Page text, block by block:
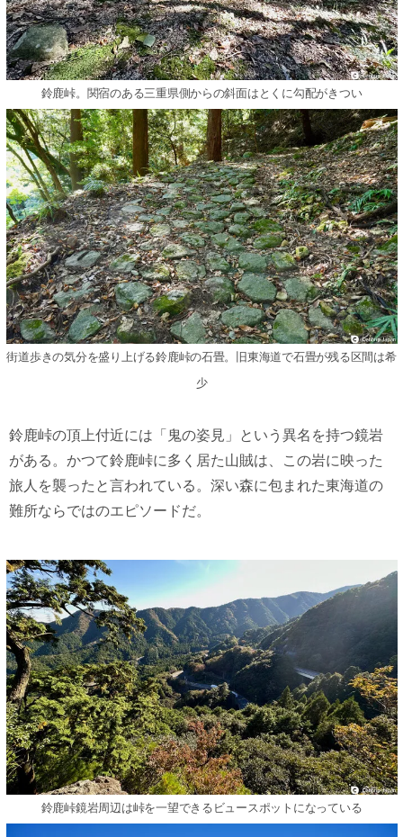
鈴鹿峠。関宿のある三重県側からの斜面はとくに勾配がきつい
街道歩きの気分を盛り上げる鈴鹿峠の石畳。旧東海道で石畳が残る区間は希
少
鈴鹿峠の頂上付近には「鬼の姿見」という異名を持つ鏡岩
がある。かつて鈴鹿峠に多く居た山賊は、この岩に映った
旅人を襲ったと言われている。深い森に包まれた東海道の
難所ならではのエピソードだ。
鈴鹿峠鏡岩周辺は峠を一望できるビュースポットになっている